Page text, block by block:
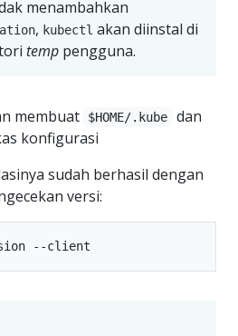
menambahkan
, kubectl akan diinstal di
temp pengguna.
membuat $HOME/.kube
dan
konfigurasi
sudah berhasil dengan
versi: